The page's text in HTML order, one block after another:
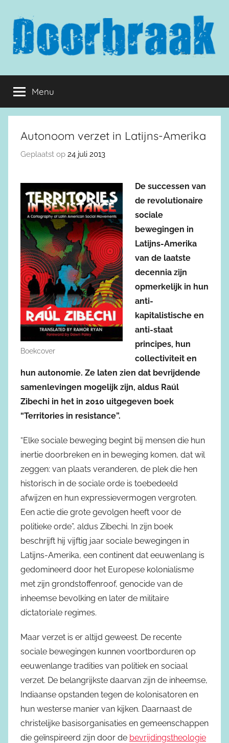
inhoud
springen
Doorbraak.eu
Menu
Autonoom verzet in Latijns-Amerika
Geplaatst op 24 juli 2013
Boekcover
De successen van
de revolutionaire
sociale
bewegingen in
Latijns-Amerika
van de laatste
decennia zijn
opmerkelijk in hun
anti-
kapitalistische en
anti-staat
principes, hun
collectiviteit en
hun autonomie. Ze laten zien dat bevrijdende
samenlevingen mogelijk zijn, aldus Raúl
Zibechi in het in 2010 uitgegeven boek
“Territories in resistance”.
“Elke sociale beweging begint bij mensen die hun
inertie doorbreken en in beweging komen, dat wil
zeggen: van plaats veranderen, de plek die hen
historisch in de sociale orde is toebedeeld
afwijzen en hun expressievermogen vergroten.
Een actie die grote gevolgen heeft voor de
politieke orde”, aldus Zibechi. In zijn boek
beschrijft hij vijftig jaar sociale bewegingen in
Latijns-Amerika, een continent dat eeuwenlang is
gedomineerd door het Europese kolonialisme
met zijn grondstoffenroof, genocide van de
inheemse bevolking en later de militaire
dictatoriale regimes.
Maar verzet is er altijd geweest. De recente
sociale bewegingen kunnen voortborduren op
eeuwenlange tradities van politiek en sociaal
verzet. De belangrijkste daarvan zijn de inheemse,
Indiaanse opstanden tegen de kolonisatoren en
hun westerse manier van kijken. Daarnaast de
christelijke basisorganisaties en gemeenschappen
die geïnspireerd zijn door de bevrijdingstheologie